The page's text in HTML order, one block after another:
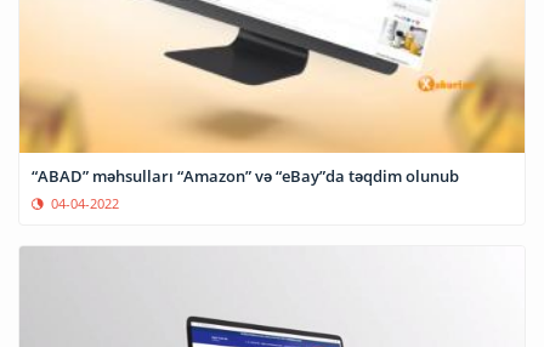
“ABAD” məhsulları “Amazon” və “eBay”da təqdim olunub
04-04-2022